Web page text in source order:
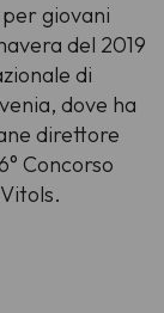
giovani
del 2019
di
dove ha
direttore
Concorso
.